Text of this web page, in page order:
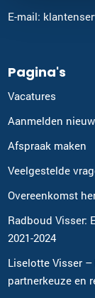
E-mail:
Pagina's
Vacatures
Aanmelden
Afspraak maken
Veelgestelde
Overeenkomst
Radboud Visser:
2021-2024
Liselotte Visser
partnerkeuze en